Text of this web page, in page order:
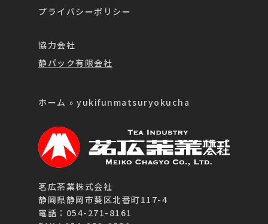
プライバシーポリシー
協力会社
静パック有限会社
ホーム » yukifunmatsuryokucha
茗広茶業株式会社
静岡県静岡市葵区北番町117-4
電話：054-271-8161